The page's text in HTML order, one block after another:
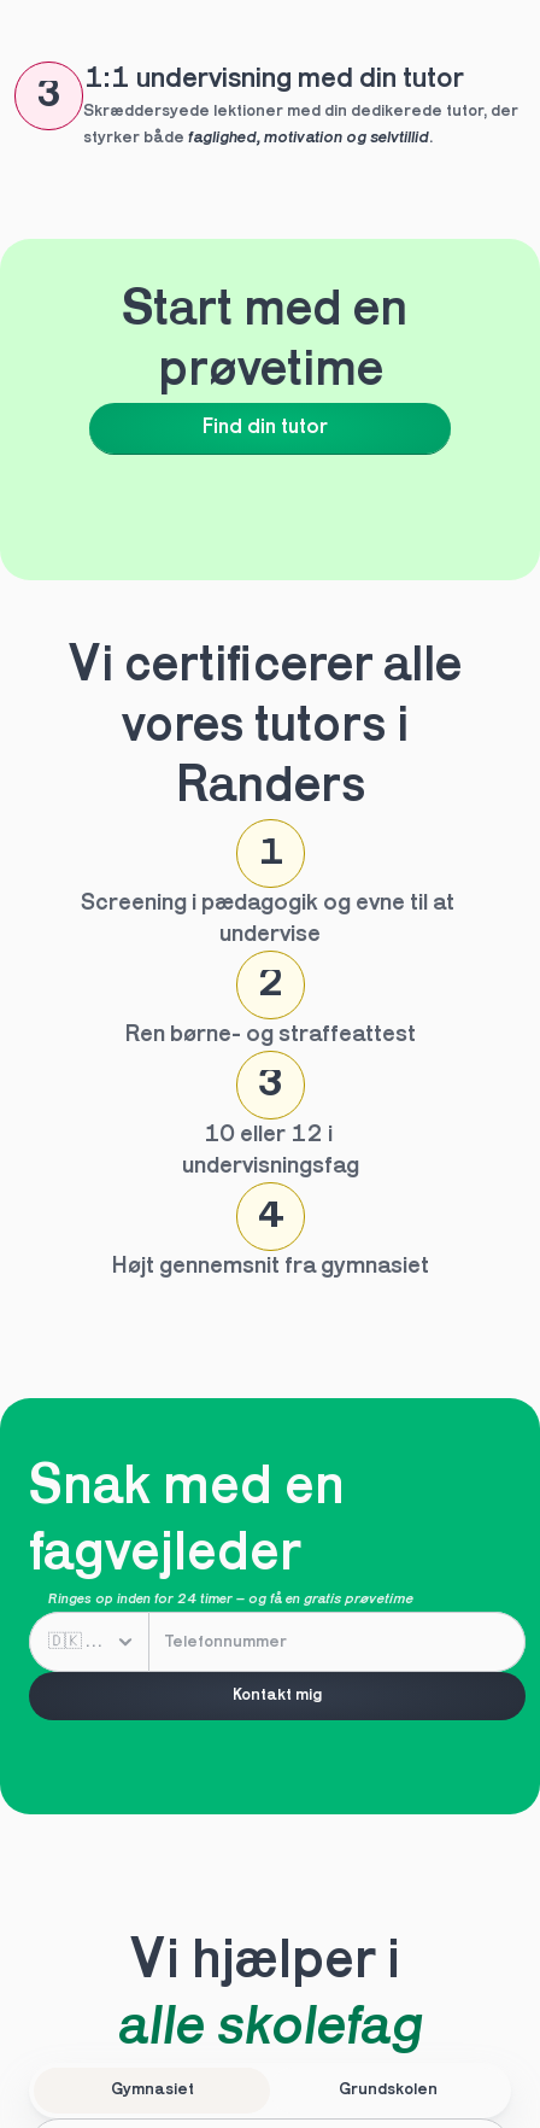
3 1:1 undervisning med din tutor
Skræddersyede lektioner med din dedikerede tutor, der
styrker både faglighed, motivation og selvtillid.
Find din tutor
Start med en
prøvetime
Vi certificerer alle
vores tutors i
Randers
1
Screening i pædagogik og evne til at
undervise
2
Ren børne- og straffeattest
3
10 eller 12 i
undervisningsfag
4
Højt gennemsnit fra gymnasiet
Snak med en
fagvejleder
Ringes op inden for 24 timer – og få en gratis prøvetime
Kontakt mig
Vi hjælper i
alle skolefag
Gymnasiet Grundskolen